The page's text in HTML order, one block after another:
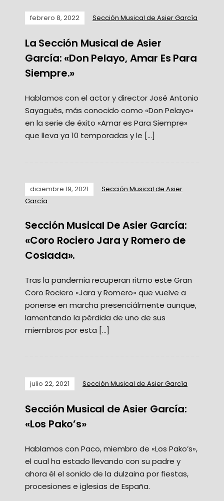
febrero 8, 2022 Sección Musical de Asier García
La Sección Musical de Asier
García: «Don Pelayo, Amar Es Para
Siempre.»
Hablamos con el actor y director José Antonio
Sayagués, más conocido como «Don Pelayo»
en la serie de éxito «Amar es Para Siempre»
que lleva ya 10 temporadas y le […]
diciembre 19, 2021
Sección Musical de Asier
García
Sección Musical De Asier García:
«Coro Rociero Jara y Romero de
Coslada».
Tras la pandemia recuperan ritmo este Gran
Coro Rociero «Jara y Romero» que vuelve a
ponerse en marcha presenciálmente aunque,
lamentando la pérdida de uno de sus
miembros por esta […]
julio 22, 2021 Sección Musical de Asier García
Sección Musical de Asier García:
«Los Pako’s»
Hablamos con Paco, miembro de «Los Pako’s»,
el cual ha estado llevando con su padre y
ahora él el sonido de la dulzaina por fiestas,
procesiones e iglesias de España.